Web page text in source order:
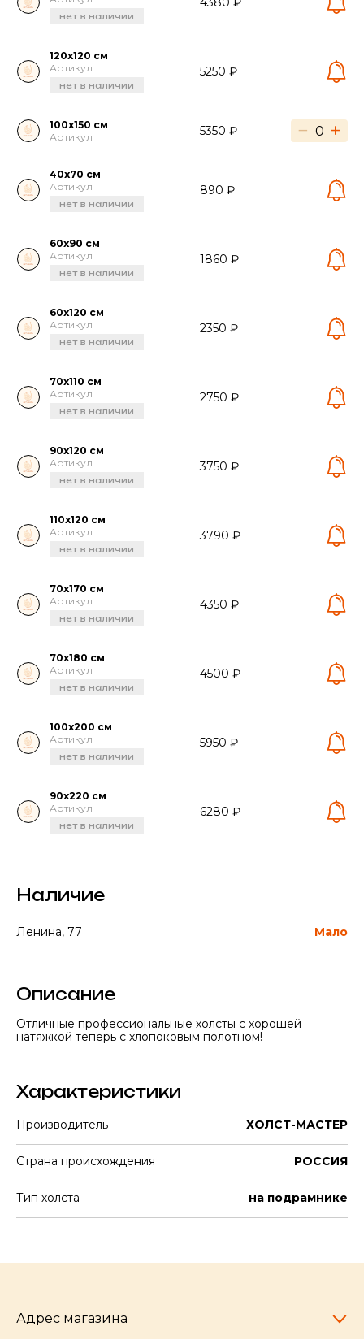
нет в наличии
120х120 см
Артикул
нет в наличии
5250 ₽
100х150 см
Артикул
5350 ₽ − +
40х70 см
Артикул
нет в наличии
890 ₽
60х90 см
Артикул
нет в наличии
1860 ₽
60х120 см
Артикул
нет в наличии
2350 ₽
70х110 см
Артикул
нет в наличии
2750 ₽
90х120 см
Артикул
нет в наличии
3750 ₽
110х120 см
Артикул
нет в наличии
3790 ₽
70х170 см
Артикул
нет в наличии
4350 ₽
70х180 см
Артикул
нет в наличии
4500 ₽
100х200 см
Артикул
нет в наличии
5950 ₽
90х220 см
Артикул
нет в наличии
6280 ₽
Наличие
Ленина, 77 Мало
Описание
Отличные профессиональные холсты с хорошей
натяжкой теперь с хлопоковым полотном!
Характеристики
Производитель ХОЛСТ-МАСТЕР
Страна происхождения РОССИЯ
Тип холста на подрамнике
Адрес магазина